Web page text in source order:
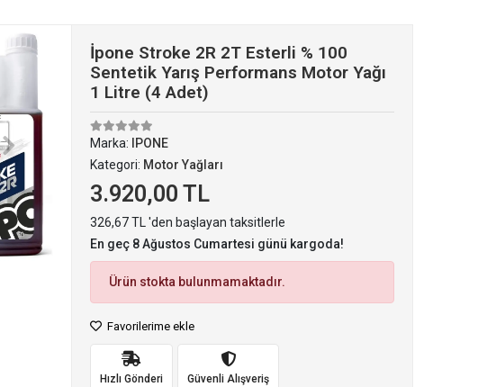
İpone Stroke 2R 2T Esterli % 100
Sentetik Yarış Performans Motor Yağı
1 Litre (4 Adet)
Marka:
IPONE
Kategori: Motor Yağları
3.920,00 TL
326,67 TL 'den başlayan taksitlerle
En geç 8 Ağustos Cumartesi günü kargoda!
Ürün stokta bulunmamaktadır.
Favorilerime ekle
Hızlı Gönderi Güvenli Alışveriş